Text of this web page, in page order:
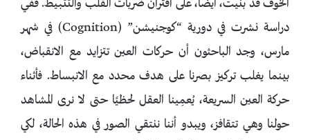
الخوف قد بنيت، أيضًا، على اقتران ضربات القلب والتثبيط. ففي
دراسة نشرت في دورية “كوجنيشن” (Cognition) في شهر
مارس، وجد الباحثون أن حركات العين تتزايد مع الانقباض،
بينما يغلب تركيز بصرنا على هدف محدد مع الانبساط. فأثناء
حركة العين السريعة، يُعمِينا العقل لحظيًا حتى لا نرى المشاهد
حولنا وهي تتقافز، ويبدو أننا ننتقي الصور في هذه الحالة، لكي